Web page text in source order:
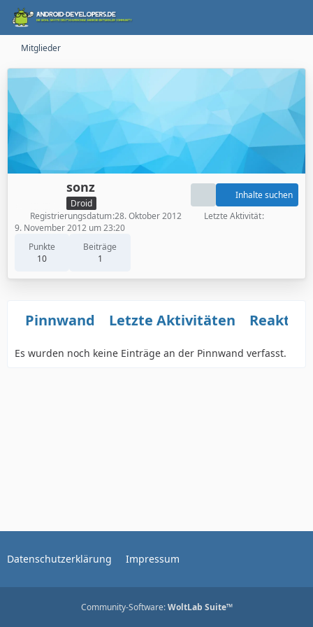
Mitglieder
sonz
Droid
Punkte
10
Beiträge
1
Inhalte suchen
Registrierungsdatum 28. Oktober 2012
Letzte Aktivität
9. November 2012 um 23:20
Pinnwand Letzte Aktivitäten
Es wurden noch keine Einträge an der Pinnwand verfasst.
Datenschutzerklärung Impressum
Community-Software:WoltLab Suite™